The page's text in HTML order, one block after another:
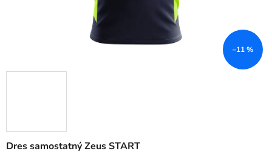
Dres samostatný Zeus START
–11 %